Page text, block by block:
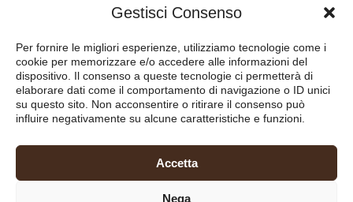
Gestisci Consenso
Per fornire le migliori esperienze, utilizziamo tecnologie come i
cookie per memorizzare e/o accedere alle informazioni del
dispositivo. Il consenso a queste tecnologie ci permetterà di
elaborare dati come il comportamento di navigazione o ID unici
su questo sito. Non acconsentire o ritirare il consenso può
influire negativamente su alcune caratteristiche e funzioni.
Accetta
Nega
Bruni
Tavanti
policy
Cookie
policy
– Piazza Libertà, 8